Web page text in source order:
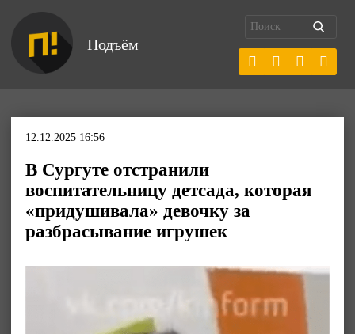
Подъём
12.12.2025 16:56
В Сургуте отстранили
воспитательницу детсада, которая
«придушивала» девочку за
разбрасывание игрушек